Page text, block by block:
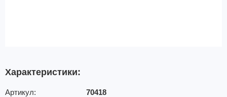
Характеристики:
Артикул:
70418